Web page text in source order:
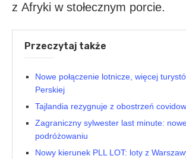
z Afryki w stołecznym porcie.
Przeczytaj także
Nowe połączenie lotnicze, więcej
Perskiej
Tajlandia rezygnuje z obostrzeń
Zagraniczny sylwester last minute:
podróżowaniu
Nowy kierunek PLL LOT: loty z